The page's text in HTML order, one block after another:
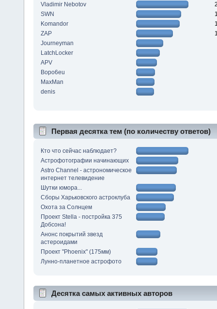
Vladimir Nebotov
SWN
Komandor
ZAP
Journeyman
LatchLocker
APV
Bopo6eu
MaxMan
denis
Первая десятка тем (по количеству ответов)
Кто что сейчас наблюдает?
Астрофотографии начинающих
Astro Channel - астрономическое
интернет телевидение
Шутки юмора...
Сборы Харьковского астроклуба
Охота за Солнцем
Проект Stella - постройка 375
Добсона!
Анонс покрытий звезд
астероидами
Проект "Phoenix" (175мм)
Лунно-планетное астрофото
Десятка самых активных авторов